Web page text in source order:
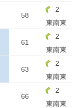
58
2
東南東
61
2
東南東
63
2
東南東
66
2
東南東